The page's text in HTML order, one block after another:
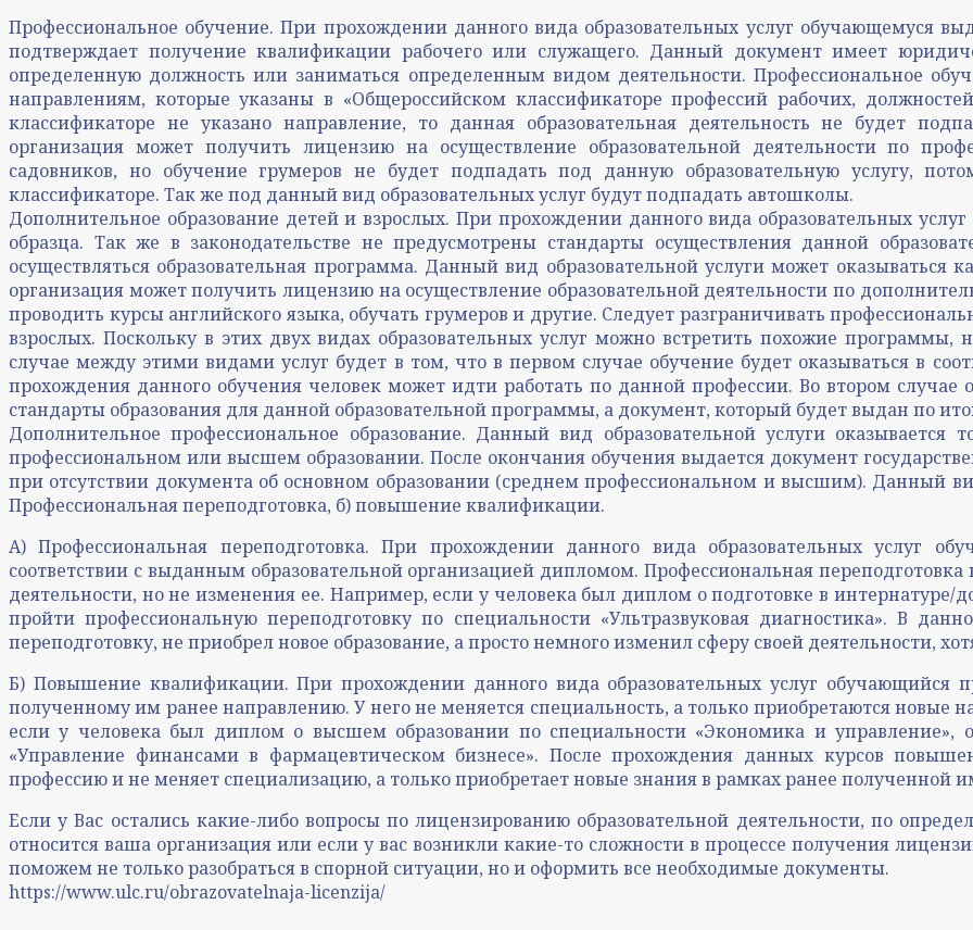
Профессиональное обучение. При прохождении данного вида образовательных услуг обучающемуся
подтверждает получение квалификации рабочего или служащего. Данный документ имеет
определенную должность или заниматься определенным видом деятельности. Профессиональное
направлениям, которые указаны в «Общероссийском классификаторе профессий рабочих,
классификаторе не указано направление, то данная образовательная деятельность не будет
организация может получить лицензию на осуществление образовательной деятельности по
садовников, но обучение грумеров не будет подпадать под данную образовательную услугу,
классификаторе. Так же под данный вид образовательных услуг будут подпадать автошколы.
Дополнительное образование детей и взрослых. При прохождении данного вида образовательных
образца. Так же в законодательстве не предусмотрены стандарты осуществления данной
осуществляться образовательная программа. Данный вид образовательной услуги может
организация может получить лицензию на осуществление образовательной деятельности по
проводить курсы английского языка, обучать грумеров и другие. Следует разграничивать
взрослых. Поскольку в этих двух видах образовательных услуг можно встретить похожие
случае между этими видами услуг будет в том, что в первом случае обучение будет оказываться в
прохождения данного обучения человек может идти работать по данной профессии. Во втором случае
стандарты образования для данной образовательной программы, а документ, который будет выдан по
Дополнительное профессиональное образование. Данный вид образовательной услуги
профессиональном или высшем образовании. После окончания обучения выдается документ
при отсутствии документа об основном образовании (среднем профессиональном и высшим). Данный
Профессиональная переподготовка, б) повышение квалификации.
А) Профессиональная переподготовка. При прохождении данного вида образовательных услуг
соответствии с выданным образовательной организацией дипломом. Профессиональная
деятельности, но не изменения ее. Например, если у человека был диплом о подготовке в интернатуре/
пройти профессиональную переподготовку по специальности «Ультразвуковая диагностика». В
переподготовку, не приобрел новое образование, а просто немного изменил сферу своей деятельности,
Б) Повышение квалификации. При прохождении данного вида образовательных услуг обучающийся
полученному им ранее направлению. У него не меняется специальность, а только приобретаются
если у человека был диплом о высшем образовании по специальности «Экономика и
«Управление финансами в фармацевтическом бизнесе». После прохождения данных курсов
профессию и не меняет специализацию, а только приобретает новые знания в рамках ранее полученной
Если у Вас остались какие-либо вопросы по лицензированию образовательной деятельности, по
относится ваша организация или если у вас возникли какие-то сложности в процессе получения
поможем не только разобраться в спорной ситуации, но и оформить все необходимые документы.
https://www.ulc.ru/obrazovatelnaja-licenzija/